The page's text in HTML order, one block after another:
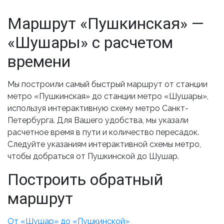
Маршрут «Пушкинская» —
«Шушары» с расчетом
времени
Мы построили самый быстрый маршрут от станции
метро «Пушкинская» до станции метро «Шушары»,
используя интерактивную схему метро Санкт-
Петербурга. Для Вашего удобства, мы указали
расчетное время в пути и количество пересадок.
Следуйте указаниям интерактивной схемы метро,
чтобы добраться от Пушкинской до Шушар.
Построить обратный
маршрут
От «Шушар» до «Пушкинской»